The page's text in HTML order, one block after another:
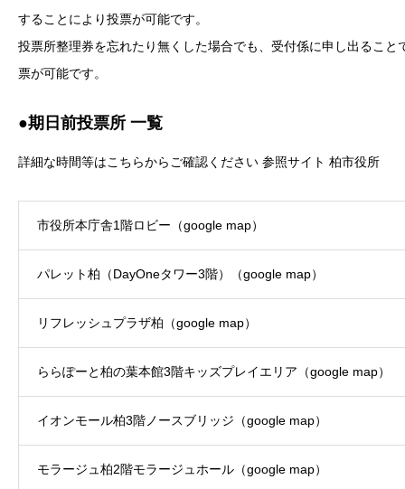
することにより投票が可能です。
投票所整理券を忘れたり無くした場合でも、受付係に申し出ること
票が可能です。
●期日前投票所 一覧
詳細な時間等はこちらからご確認ください 参照サイト 柏市役所
市役所本庁舎1階ロビー（google map）
パレット柏（DayOneタワー3階）（google map）
リフレッシュプラザ柏（google map）
ららぽーと柏の葉本館3階キッズプレイエリア（google map）
イオンモール柏3階ノースブリッジ（google map）
モラージュ柏2階モラージュホール（google map）